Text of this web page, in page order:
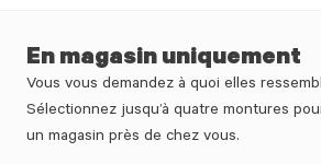
En magasin uniquement
Vous vous demandez à quoi elles
Sélectionnez jusqu’à quatre montures
un magasin près de chez vous.